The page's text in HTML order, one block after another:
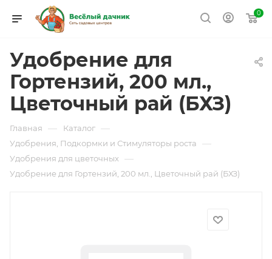
0
Удобрение для
Гортензий, 200 мл.,
Цветочный рай (БХЗ)
Главная — Каталог —
Удобрения, Подкормки и Стимуляторы роста —
Удобрения для цветочных —
Удобрение для Гортензий, 200 мл., Цветочный рай (БХЗ)